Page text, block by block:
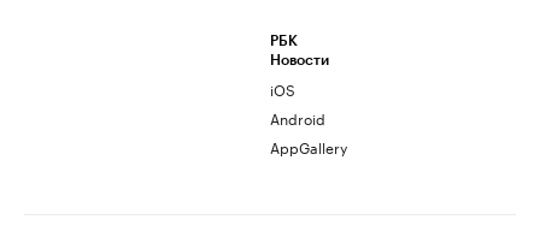
РБК
Новости
iOS
Android
AppGallery